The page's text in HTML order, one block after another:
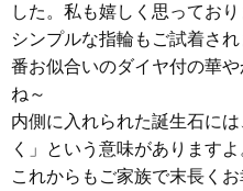
した。私も嬉しく思っており
シンプルな指輪もご試着さ
番お似合いのダイヤ付の華
ね～
内側に入れられた誕生石に
く」という意味がありますよ
これからもご家族で末長く